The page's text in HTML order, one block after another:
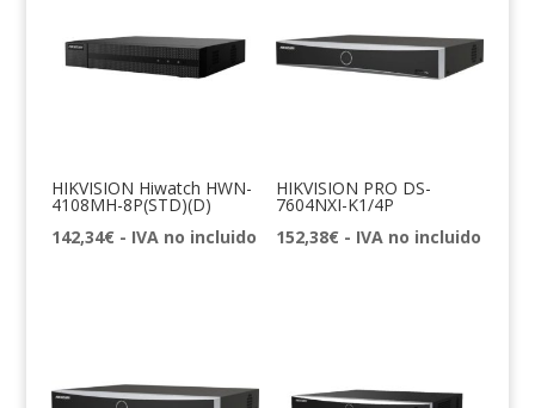
HIKVISION Hiwatch HWN-
4108MH-8P(STD)(D)
142,34€ - IVA no incluido
HIKVISION PRO DS-
7604NXI-K1/4P
152,38€ - IVA no incluido